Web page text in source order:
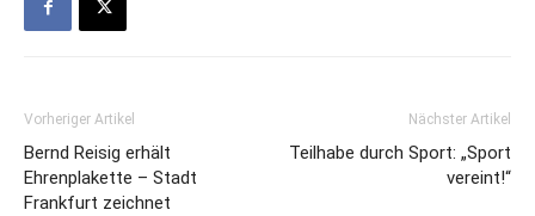
Vorheriger Artikel
Bernd Reisig erhält
Ehrenplakette – Stadt
Frankfurt zeichnet
Nächster Artikel
Teilhabe durch Sport: „Sport
vereint!“